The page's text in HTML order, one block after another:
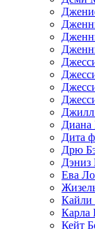
Джилл
Диана
Дита
Дрю
Дэниз
Ева
Кайли
Карла
Кейт